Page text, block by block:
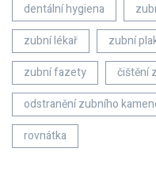
dentální hygiena
zubní lékař
zubní
zubní fazety
čištění
odstranění zubního
rovnátka